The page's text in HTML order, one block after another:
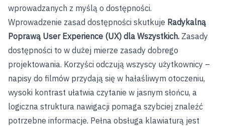
wprowadzanych z myślą o dostępności.
Wprowadzenie zasad dostępności skutkuje Radykalną
Poprawą User Experience (UX) dla Wszystkich. Zasady
dostępności to w dużej mierze zasady dobrego
projektowania. Korzyści odczują wszyscy użytkownicy –
napisy do filmów przydają się w hałaśliwym otoczeniu,
wysoki kontrast ułatwia czytanie w jasnym słońcu, a
logiczna struktura nawigacji pomaga szybciej znaleźć
potrzebne informacje. Pełna obsługa klawiaturą jest